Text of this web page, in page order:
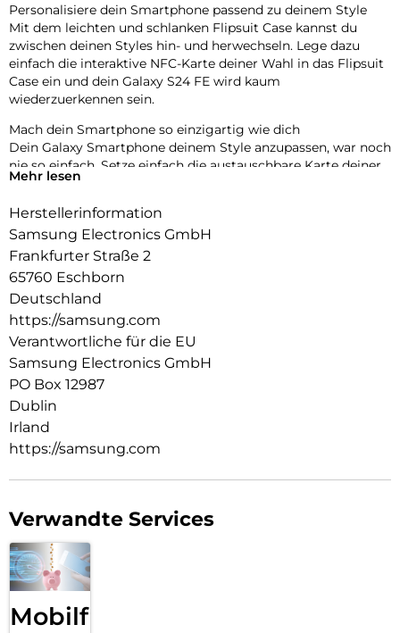
Personalisiere dein Smartphone passend zu deinem Style
Mit dem leichten und schlanken Flipsuit Case kannst du
zwischen deinen Styles hin- und herwechseln. Lege dazu
einfach die interaktive NFC-Karte deiner Wahl in das Flipsuit
Case ein und dein Galaxy S24 FE wird kaum
wiederzuerkennen sein.
Mach dein Smartphone so einzigartig wie dich
Dein Galaxy Smartphone deinem Style anzupassen, war noch
nie so einfach. Setze einfach die austauschbare Karte deiner
Wahl in das transparente Flipsuit Case ein und erlebe, wie
synchronisiert und verwandelt. Freue dich auf ein
Smartphone, das einfach zu dir passt.
Mehr lesen
Herstellerinformation
Samsung Electronics GmbH
Frankfurter Straße 2
65760 Eschborn
Deutschland
https://samsung.com
Verantwortliche für die EU
Samsung Electronics GmbH
PO Box 12987
Dublin
Irland
https://samsung.com
Verwandte Services
Mobilfunk